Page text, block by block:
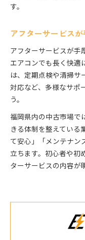
す。
アフターサービス
アフターサービスが手
エアコンでも長く快適
は、定期点検や清掃サ
対応など、多様なサポ
う。
福岡県内の中古市場で
きる体制を整えている
て安心」「メンテナン
立ちます。初心者や初
ターサービスの内容が